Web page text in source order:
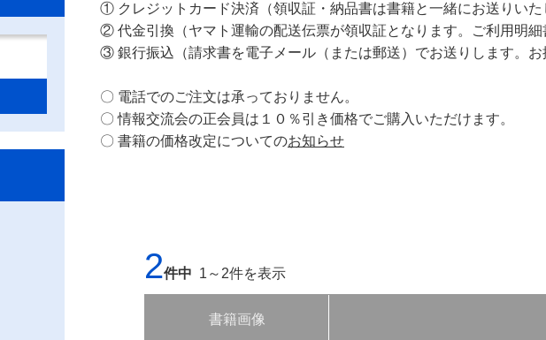
① クレジットカード決済（領収証・納品書は書籍と一緒にお送りいた
② 代金引換（ヤマト運輸の配送伝票が領収証となります。ご利用明細
③ 銀行振込（請求書を電子メール（または郵送）でお送りします。お
〇 電話でのご注文は承っておりません。
〇 情報交流会の正会員は１０％引き価格でご購入いただけます。
〇 書籍の価格改定についてのお知らせ
2件中 1～2件を表示
書籍画像